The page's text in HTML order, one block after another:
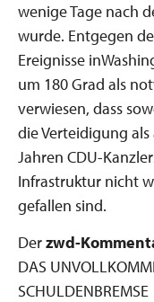
wenige Tage nach
wurde. Entgegen
Ereignisse
um 180 Grad als
verwiesen, dass
die Verteidigung
Jahren CDU-
Infrastruktur nicht
gefallen sind.
Derzwd-
DAS
SCHULDENBREMSE